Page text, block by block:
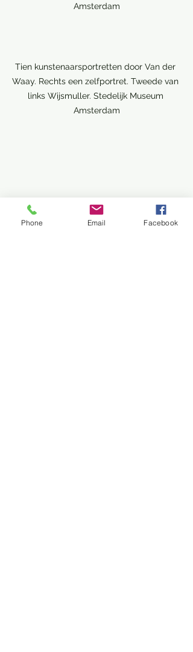
Amsterdam
Tien kunstenaarsportretten door Van der
Waay. Rechts een zelfportret. Tweede van
links Wijsmuller. Stedelijk Museum
Amsterdam
Phone Email Facebook